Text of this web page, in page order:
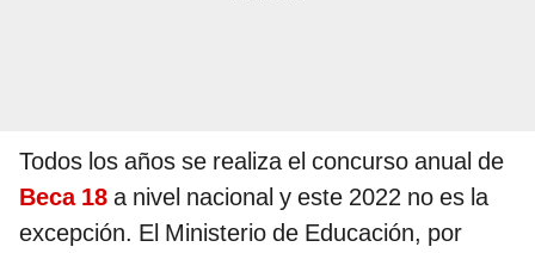
Todos los años se realiza el concurso anual de
Beca 18 a nivel nacional y este 2022 no es la
excepción. El Ministerio de Educación, por